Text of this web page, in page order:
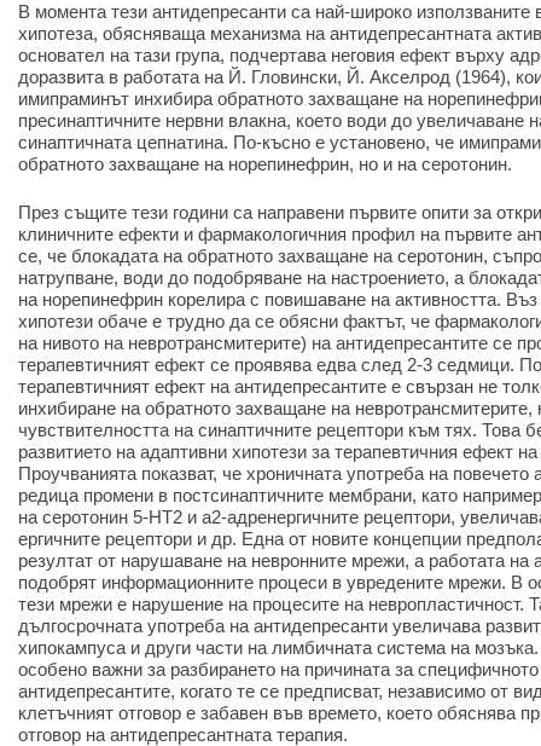
В момента тези антидепресанти са най-широко използваните
хипотеза, обясняваща механизма на антидепресантната
основател на тази група, подчертава неговия ефект върху
доразвита в работата на Й. Гловински, Й. Акселрод (1964),
имипраминът инхибира обратното захващане на
пресинаптичните нервни влакна, което води до увеличаване
синаптичната цепнатина. По-късно е установено, че
обратното захващане на норепинефрин, но и на серотонин.
През същите тези години са направени първите опити за
клиничните ефекти и фармакологичния профил на първите
се, че блокадата на обратното захващане на серотонин,
натрупване, води до подобряване на настроението, а
на норепинефрин корелира с повишаване на активността.
хипотези обаче е трудно да се обясни фактът, че
на нивото на невротрансмитерите) на антидепресантите се
терапевтичният ефект се проявява едва след 2-3 седмици.
терапевтичният ефект на антидепресантите е свързан не
инхибиране на обратното захващане на невротрансмитерите,
чувствителността на синаптичните рецептори към тях. Това
развитието на адаптивни хипотези за терапевтичния ефект
Проучванията показват, че хроничната употреба на повечето
редица промени в постсинаптичните мембрани, като
на серотонин 5-HT2 и a2-адренергичните рецептори,
ергичните рецептори и др. Една от новите концепции
резултат от нарушаване на невронните мрежи, а работата на
подобрят информационните процеси в увредените мрежи. В
тези мрежи е нарушение на процесите на невропластичност.
дългосрочната употреба на антидепресанти увеличава
хипокампуса и други части на лимбичната система на
особено важни за разбирането на причината за
антидепресантите, когато те се предписват, независимо от
клетъчният отговор е забавен във времето, което обяснява
отговор на антидепресантната терапия.